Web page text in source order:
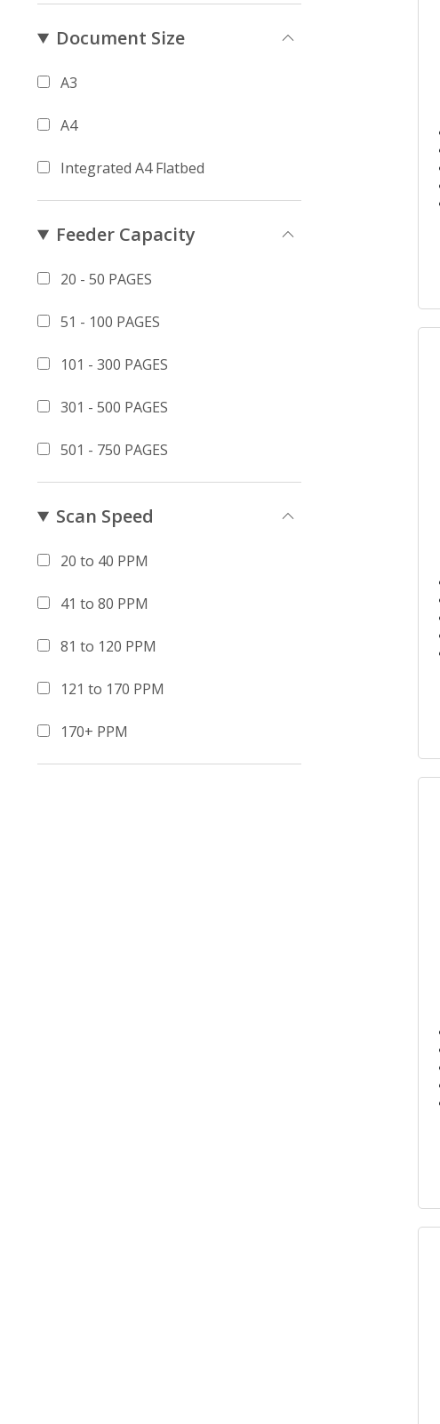
Document Size
A3
A4
Integrated A4 Flatbed
Feeder Capacity
20 - 50 PAGES
51 - 100 PAGES
101 - 300 PAGES
301 - 500 PAGES
501 - 750 PAGES
Scan Speed
20 to 40 PPM
41 to 80 PPM
81 to 120 PPM
121 to 170 PPM
170+ PPM
图像
图像
图像